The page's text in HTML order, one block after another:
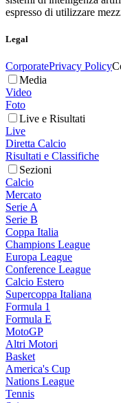
espresso di utilizzare
Legal
CorporatePrivacy Policy
Media
Video
Foto
Live e Risultati
Live
Diretta Calcio
Risultati e Classifiche
Sezioni
Calcio
Mercato
Serie A
Serie B
Coppa Italia
Champions League
Europa League
Conference League
Calcio Estero
Supercoppa Italiana
Formula 1
Formula E
MotoGP
Altri Motori
Basket
America's Cup
Nations League
Tennis